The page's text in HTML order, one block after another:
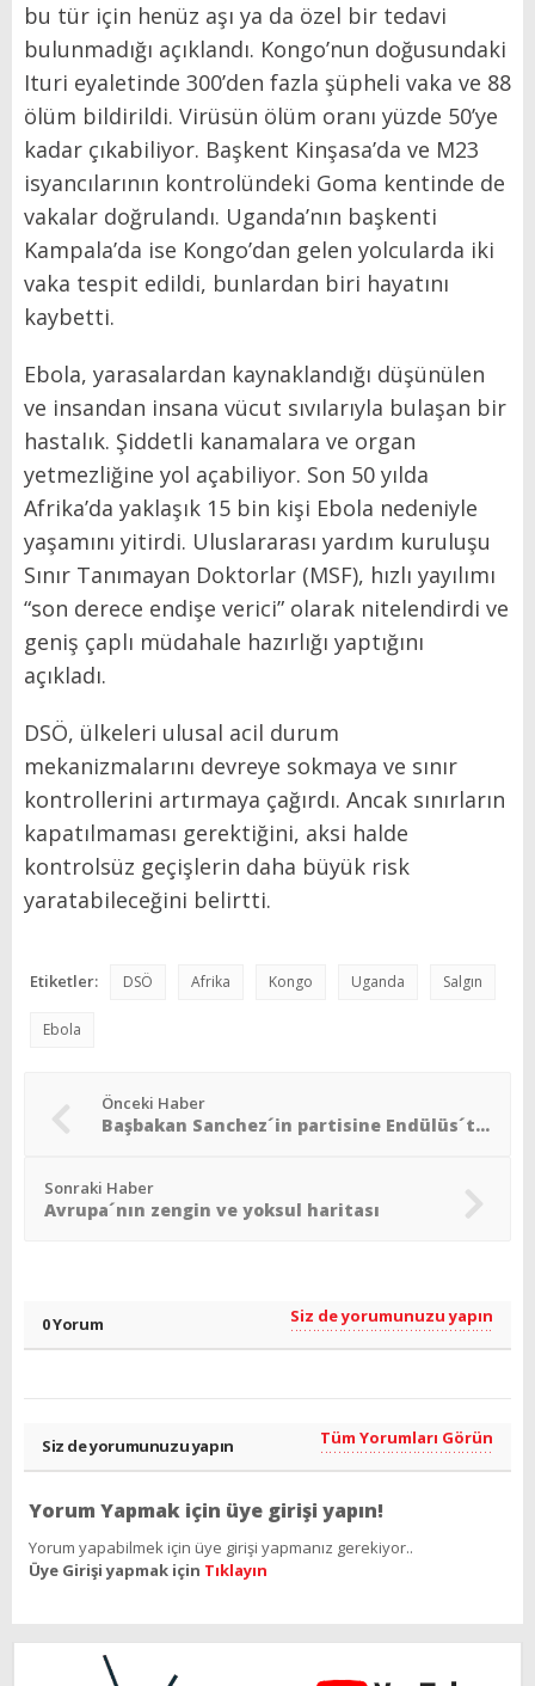
bu tür için henüz aşı ya da özel bir tedavi
bulunmadığı açıklandı. Kongo’nun doğusundaki
Ituri eyaletinde 300’den fazla şüpheli vaka ve 88
ölüm bildirildi. Virüsün ölüm oranı yüzde 50’ye
kadar çıkabiliyor. Başkent Kinşasa’da ve M23
isyancılarının kontrolündeki Goma kentinde de
vakalar doğrulandı. Uganda’nın başkenti
Kampala’da ise Kongo’dan gelen yolcularda iki
vaka tespit edildi, bunlardan biri hayatını
kaybetti.
Ebola, yarasalardan kaynaklandığı düşünülen
ve insandan insana vücut sıvılarıyla bulaşan bir
hastalık. Şiddetli kanamalara ve organ
yetmezliğine yol açabiliyor. Son 50 yılda
Afrika’da yaklaşık 15 bin kişi Ebola nedeniyle
yaşamını yitirdi. Uluslararası yardım kuruluşu
Sınır Tanımayan Doktorlar (MSF), hızlı yayılımı
“son derece endişe verici” olarak nitelendirdi ve
geniş çaplı müdahale hazırlığı yaptığını
açıkladı.
DSÖ, ülkeleri ulusal acil durum
mekanizmalarını devreye sokmaya ve sınır
kontrollerini artırmaya çağırdı. Ancak sınırların
kapatılmaması gerektiğini, aksi halde
kontrolsüz geçişlerin daha büyük risk
yaratabileceğini belirtti.
Etiketler: DSÖ Afrika Kongo Uganda Salgın
Ebola
Önceki Haber
Başbakan Sanchez´in partisine Endülüs´te ağır darbe
Sonraki Haber
Avrupa´nın zengin ve yoksul haritası
0 Yorum Siz de yorumunuzu yapın
Siz de yorumunuzu yapın Tüm Yorumları Görün
Yorum Yapmak için üye girişi yapın!
Yorum yapabilmek için üye girişi yapmanız gerekiyor..
Üye Girişi yapmak için Tıklayın